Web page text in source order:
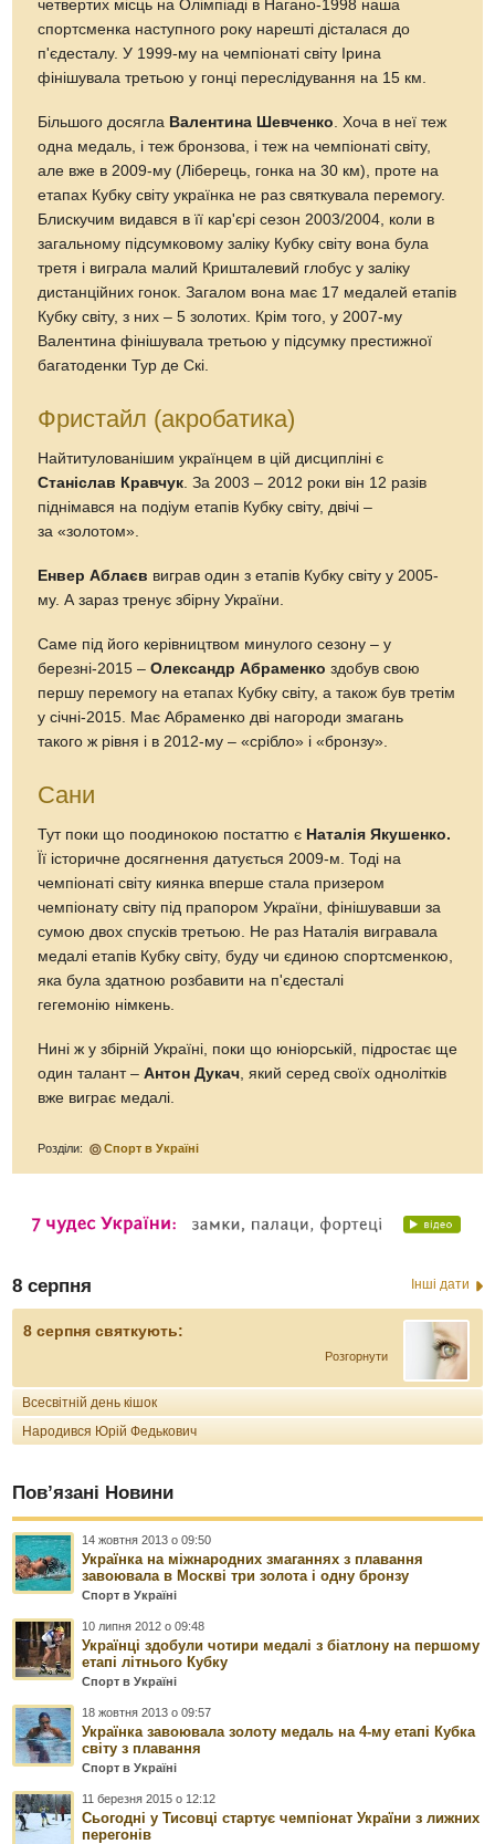
четвертих місць на Олімпіаді в Нагано-1998 наша
спортсменка наступного року нарешті дісталася до
п'єдесталу. У 1999-му на чемпіонаті світу Ірина
фінішувала третьою у гонці переслідування на 15 км.
Більшого досягла Валентина Шевченко. Хоча в неї теж
одна медаль, і теж бронзова, і теж на чемпіонаті світу,
але вже в 2009-му (Ліберець, гонка на 30 км), проте на
етапах Кубку світу українка не раз святкувала перемогу.
Блискучим видався в її кар'єрі сезон 2003/2004, коли в
загальному підсумковому заліку Кубку світу вона була
третя і виграла малий Кришталевий глобус у заліку
дистанційних гонок. Загалом вона має 17 медалей етапів
Кубку світу, з них – 5 золотих. Крім того, у 2007-му
Валентина фінішувала третьою у підсумку престижної
багатоденки Тур де Скі.
Фристайл (акробатика)
Найтитулованішим українцем в цій дисципліні є
Станіслав Кравчук . За 2003 – 2012 роки він 12 разів
піднімався на подіум етапів Кубку світу, двічі –
за «золотом».
Енвер Аблаєв виграв один з етапів Кубку світу у 2005-
му. А зараз тренує збірну України.
Саме під його керівництвом минулого сезону – у
березні-2015 –Олександр Абраменко здобув свою
першу перемогу на етапах Кубку світу, а також був третім
у січні-2015. Має Абраменко дві нагороди змагань
такого ж рівня і в 2012-му – «срібло» і «бронзу».
Сани
Тут поки що поодинокою постаттю є Наталія Якушенко.
Її історичне досягнення датується 2009-м. Тоді на
чемпіонаті світу киянка вперше стала призером
чемпіонату світу під прапором України, фінішувавши за
сумою двох спусків третьою. Не раз Наталія вигравала
медалі етапів Кубку світу, буду чи єдиною спортсменкою,
яка була здатною розбавити на п'єдесталі
гегемонію німкень.
Нині ж у збірній Україні, поки що юніорській, підростає ще
один талант –Антон Дукач , який серед своїх однолітків
вже виграє медалі.
Розділи: Спорт в Україні
8 серпня Інші дати
8 серпня святкують:
Розгорнути
Всесвітній день кішок
Народився Юрій Федькович
Пов’язані Новини
14 жовтня 2013 о 09:50
Українка на міжнародних змаганнях з плавання
завоювала в Москві три золота і одну бронзу
Спорт в Україні
10 липня 2012 о 09:48
Українці здобули чотири медалі з біатлону на першому
етапі літнього Кубку
Спорт в Україні
18 жовтня 2013 о 09:57
Українка завоювала золоту медаль на 4-му етапі Кубка
світу з плавання
Спорт в Україні
11 березня 2015 о 12:12
Сьогодні у Тисовці стартує чемпіонат України з лижних
перегонів